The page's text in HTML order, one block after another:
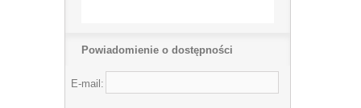
Powiadomienie o dostępności
E-mail: